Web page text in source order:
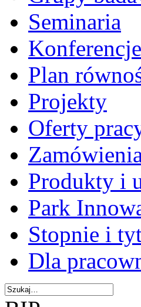
Seminaria
Konferencje
Plan
Projekty
Oferty
Produkty i
Park
Stopnie i
Dla